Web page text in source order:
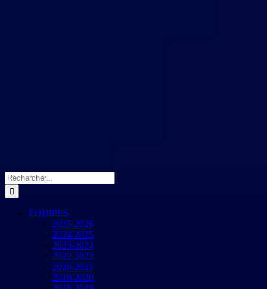
Rechercher:
EQUIPES
2025-2026
2024-2025
2023-2024
2022-2023
2020-2021
2019-2020